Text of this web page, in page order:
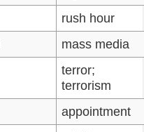
rush hour
mass media
terror;
terrorism
appointment